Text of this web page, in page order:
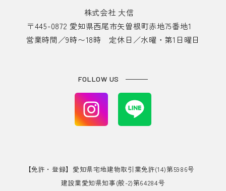
株式会社 大信
〒445-0872 愛知県西尾市矢曽根町赤地75番地1
営業時間／9時〜18時 定休日／水曜・第1日曜日
FOLLOW US
【免許・登録】愛知県宅地建物取引業免許(14)第5986号
建設業愛知県知事(般-2)第64284号